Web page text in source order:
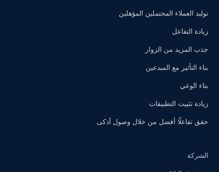
توليد العملاء المحتملين المؤهلين
زيادة التفاعل
جذب المزيد من الزوار
بناء التأثير مع المبدعين
بناء الوعي
زيادة تثبيت التطبيقات
حقق تفاعلًا أفضل من خلال وصول أذكى
الشركة